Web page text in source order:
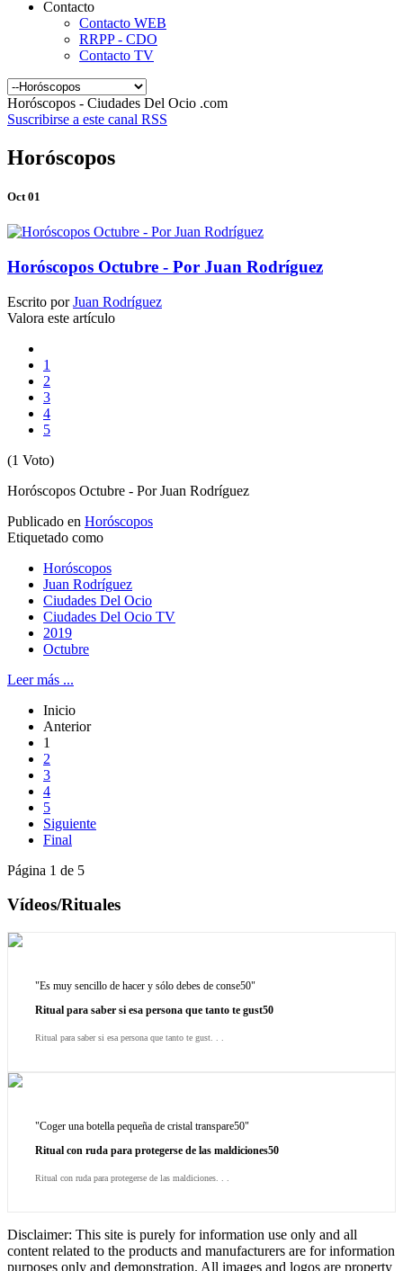
Contacto
Contacto WEB
RRPP - CDO
Contacto TV
Horóscopos - Ciudades Del Ocio .com
Suscribirse a este canal RSS
Horóscopos
Oct 01
Horóscopos Octubre - Por Juan Rodríguez
Escrito porJuan Rodríguez
Valora este artículo
1
2
3
4
5
(1 Voto)
Horóscopos Octubre - Por Juan Rodríguez
Publicado en Horóscopos
Etiquetado como
Horóscopos
Juan Rodríguez
Ciudades Del Ocio
Ciudades Del Ocio TV
2019
Octubre
Leer más ...
Inicio
Anterior
1
2
3
4
5
Siguiente
Final
Página 1 de 5
Vídeos/Rituales
"Es muy sencillo de hacer y sólo debes de conse50"
Ritual para saber si esa persona que tanto te gust50
Ritual para saber si esa persona que tanto te gust. . .
"Coger una botella pequeña de cristal transpare50"
Ritual con ruda para protegerse de las maldiciones50
Ritual con ruda para protegerse de las maldiciones. . .
Disclaimer: This site is purely for information use only and all
content related to the products and manufacturers are for information
purposes only and demonstration. All images and logos are property